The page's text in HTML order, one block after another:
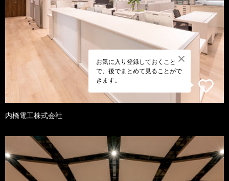
お気に入り登録しておくこと
で、後でまとめて見ることがで
きます。
内橋電工株式会社